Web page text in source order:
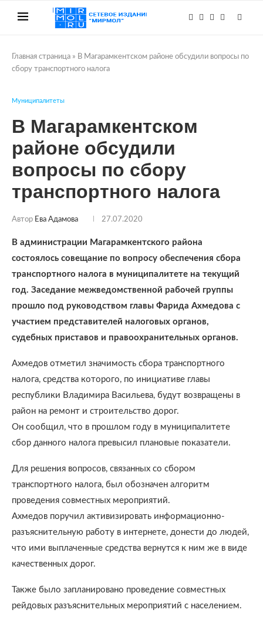
Главная страница » В Магарамкентском районе обсудили вопросы по
сбору транспортного налога
Муниципалитеты
В Магарамкентском
районе обсудили
вопросы по сбору
транспортного налога
Автор Ева Адамова 27.07.2020
В администрации Магарамкентского района
состоялось совещание по вопросу обеспечения сбора
транспортного налога в муниципалитете на текущий
год. Заседание межведомственной рабочей группы
прошло под руководством главы Фарида Ахмедова с
участием представителей налоговых органов,
судебных приставов и правоохранительных органов.
Ахмедов отметил значимость сбора транспортного
налога, средства которого, по инициативе главы
республики Владимира Васильева, будут возвращены в
район на ремонт и строительство дорог.
Он сообщил, что в прошлом году в муниципалитете
сбор данного налога превысил плановые показатели.
Для решения вопросов, связанных со сбором
транспортного налога, был обозначен алгоритм
проведения совместных мероприятий.
Ахмедов поручил активизировать информационно-
разъяснительную работу в интернете, донести до людей,
что ими выплаченные средства вернутся к ним же в виде
качественных дорог.
Также было запланировано проведение совместных
рейдовых разъяснительных мероприятий с населением.